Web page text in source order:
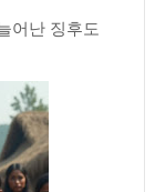
어난 징후도